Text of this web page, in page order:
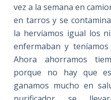
vez a la semana en
en tarros y se
la hervíamos igual los
enfermaban y
Ahora ahorramos
porque no hay que
ganamos mucho en